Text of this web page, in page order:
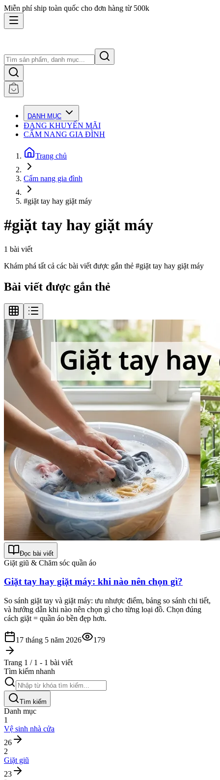
Miễn phí ship toàn quốc cho đơn hàng từ 500k
DANH MỤC
ĐANG KHUYẾN MÃI
CẨM NANG GIA ĐÌNH
Trang chủ
Cẩm nang gia đình
#giặt tay hay giặt máy
#giặt tay hay giặt máy
1 bài viết
Khám phá tất cả các bài viết được gắn thẻ #giặt tay hay giặt máy
Bài viết được gắn thẻ
Đọc bài viết
Giặt giũ & Chăm sóc quần áo
Giặt tay hay giặt máy: khi nào nên chọn gì?
So sánh giặt tay và giặt máy: ưu nhược điểm, bảng so sánh chi tiết,
và hướng dẫn khi nào nên chọn gì cho từng loại đồ. Chọn đúng
cách giặt = quần áo bền đẹp hơn.
17 tháng 5 năm 2026 179
Trang 1 / 1 - 1 bài viết
Tìm kiếm nhanh
Tìm kiếm
Danh mục
1
Vệ sinh nhà cửa
26
2
Giặt giũ
23